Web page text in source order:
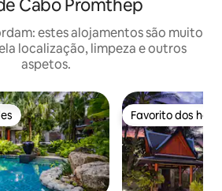
Cabo Promthep
estes alojamentos são muito
localização, limpeza e outros
aspetos.
Favorito dos
Favorito dos